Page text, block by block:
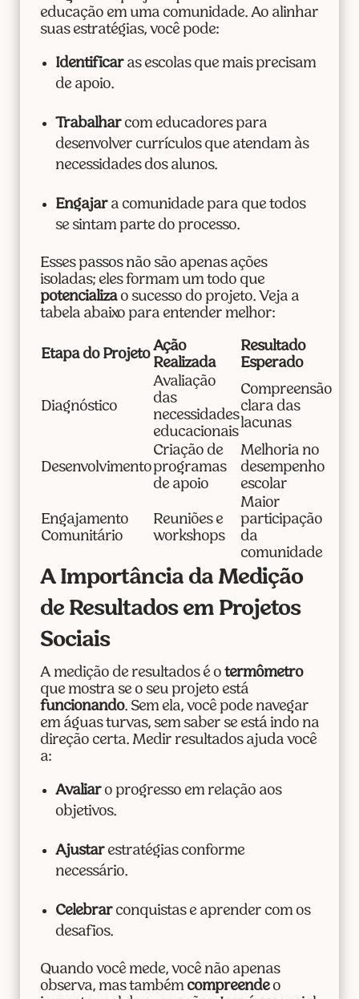
educação em uma comunidade. Ao alinhar
suas estratégias, você pode:
Identificaras escolas que mais precisam
de apoio.
Trabalharcom educadores para
desenvolver currículos que atendam às
necessidades dos alunos.
Engajara comunidade para que todos
se sintam parte do processo.
Esses passos não são apenas ações
isoladas; eles formam um todo que
potencializao sucesso do projeto. Veja a
tabela abaixo para entender melhor:
Etapa do Projeto
Ação
Realizada
Resultado
Esperado
Diagnóstico
Avaliação
das
necessidades
educacionais
Compreensão
clara das
lacunas
Desenvolvimento
Criação de
programas
de apoio
Melhoria no
desempenho
escolar
Engajamento
Comunitário
Reuniões e
workshops
Maior
participação
da
comunidade
A Importância da Medição
de Resultados em Projetos
Sociais
A medição de resultados é o termômetro
que mostra se o seu projeto está
funcionando. Sem ela, você pode navegar
em águas turvas, sem saber se está indo na
direção certa. Medir resultados ajuda você
a:
Avaliaro progresso em relação aos
objetivos.
Ajustarestratégias conforme
necessário.
Celebrarconquistas e aprender com os
desafios.
Quando você mede, você não apenas
observa, mas também compreendeo